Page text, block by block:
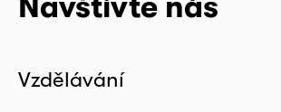
Vzdělávání